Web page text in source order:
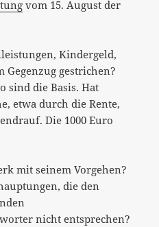
vom 15. August der
Kindergeld,
Gegenzug gestrichen?
sind die Basis. Hat
etwa durch die Rente,
Die 1000 Euro
mit seinem Vorgehen?
die den
nicht entsprechen?